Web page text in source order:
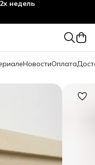
НовостиОплата